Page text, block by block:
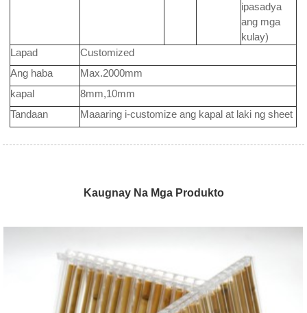
ipasadya
ang mga
kulay)
Lapad
Customized
Ang haba
Max.2000mm
kapal
8mm,10mm
Tandaan
Maaaring i-customize ang kapal at laki ng sheet
Kaugnay Na Mga Produkto